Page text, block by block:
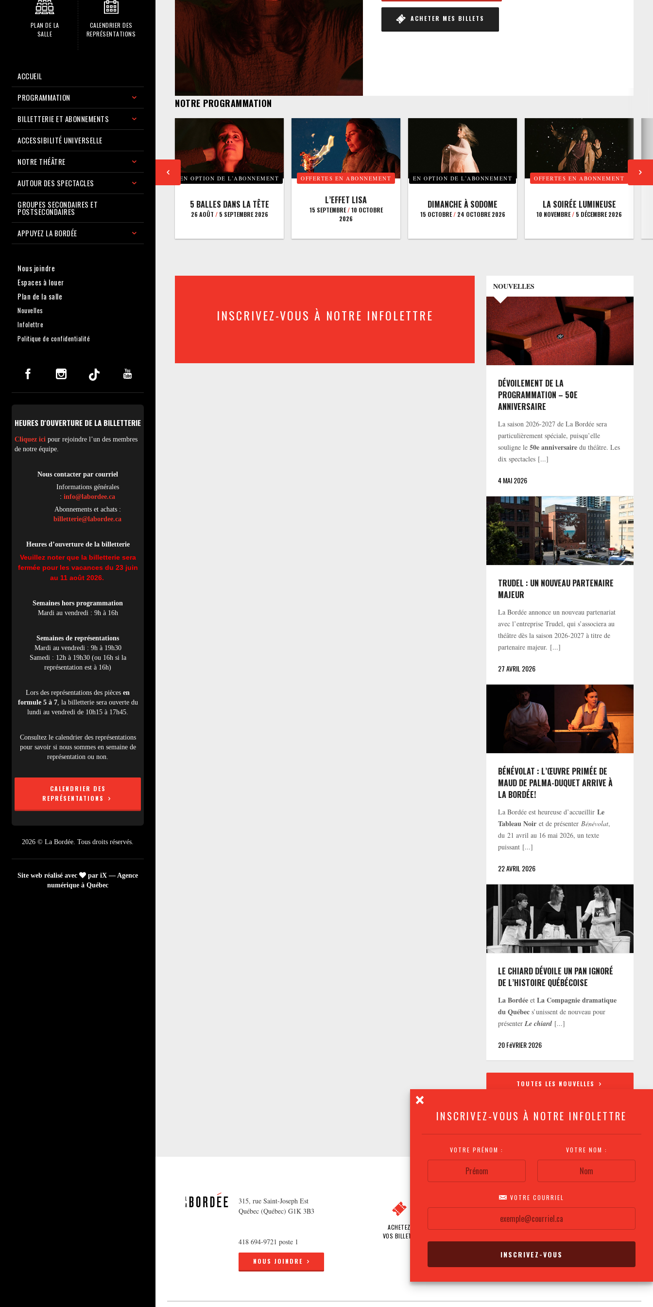
INSCRIVEZ-VOUS À NOTRE INFOLETTRE
VOTRE PRÉNOM : VOTRE NOM :
VOTRE COURRIEL
PLAN DE LA
SALLE
CALENDRIER DES
REPRÉSENTATIONS
ACCUEIL
PROGRAMMATION
BILLETTERIE ET ABONNEMENTS
ACCESSIBILITÉ UNIVERSELLE
NOTRE THÉÂTRE
AUTOUR DES SPECTACLES
GROUPES SECONDAIRES ET
POSTSECONDAIRES
APPUYEZ LA BORDÉE
Nous joindre
Espaces à louer
Plan de la salle
Nouvelles
Infolettre
Politique de confidentialité
HEURES D'OUVERTURE DE LA BILLETTERIE
Cliquez ici pour rejoindre l’un des membres
de notre équipe.
Nous contacter par courriel
Informations générales
: info@labordee.ca
Abonnements et achats :
billetterie@labordee.ca
Heures d’ouverture de la billetterie
Veuillez noter que la billetterie sera
fermée pour les vacances du 23 juin
au 11 août 2026.
Semaines hors programmation
Mardi au vendredi : 9h à 16h
Semaines de représentations
Mardi au vendredi : 9h à 19h30
Samedi : 12h à 19h30 (ou 16h si la
représentation est à 16h)
Lors des représentations des pièces en
formule 5 à 7, la billetterie sera ouverte du
lundi au vendredi de 10h15 à 17h45.
Consultez le calendrier des représentations
pour savoir si nous sommes en semaine de
représentation ou non.
CALENDRIER DES
REPRÉSENTATIONS
2026 © La Bordée. Tous droits réservés.
Site web réalisé avec
par iX — Agence
numérique à Québec
ACHETER MES BILLETS
NOTRE PROGRAMMATION
EN OPTION DE L’ABONNEMENT
5 BALLES DANS LA TÊTE
26 AOÛT /5 SEPTEMBRE 2026
OFFERTES EN ABONNEMENT
L’EFFET LISA
15 SEPTEMBRE/10 OCTOBRE
2026
EN OPTION DE L’ABONNEMENT
DIMANCHE À SODOME
15 OCTOBRE/24 OCTOBRE 2026
OFFERTES EN ABONNEMENT
LA SOIRÉE LUMINEUSE
10 NOVEMBRE/ 5 DÉCEMBRE 2026
INSCRIVEZ-VOUS À NOTRE INFOLETTRE
NOUVELLES
DÉVOILEMENT DE LA
PROGRAMMATION – 50E
ANNIVERSAIRE
La saison 2026-2027 de La Bordée sera
particulièrement spéciale, puisqu’elle
souligne le50e anniversaire du théâtre. Les
dix spectacles [...]
4 MAI 2026
TRUDEL : UN NOUVEAU PARTENAIRE
MAJEUR
La Bordée annonce un nouveau partenariat
avec l’entreprise Trudel, qui s’associera au
théâtre dès la saison 2026-2027 à titre de
partenaire majeur. [...]
27 AVRIL 2026
BÉNÉVOLAT : L’ŒUVRE PRIMÉE DE
MAUD DE PALMA-DUQUET ARRIVE À
LA BORDÉE!
La Bordée est heureuse d’accueillirLe
Tableau Noir et de présenterBénévolat,
du 21 avril au 16 mai 2026, un texte
puissant [...]
22 AVRIL 2026
LE CHIARD DÉVOILE UN PAN IGNORÉ
DE L’HISTOIRE QUÉBÉCOISE
La Bordée etLa Compagnie dramatique
du Québec s’unissent de nouveau pour
présenterLe chiard [...]
20 FéVRIER 2026
TOUTES LES NOUVELLES
315, rue Saint-Joseph Est
Québec (Québec) G1K 3B3
418 694-9721 poste 1
NOUS JOINDRE
ACHETEZ
VOS BILLETS